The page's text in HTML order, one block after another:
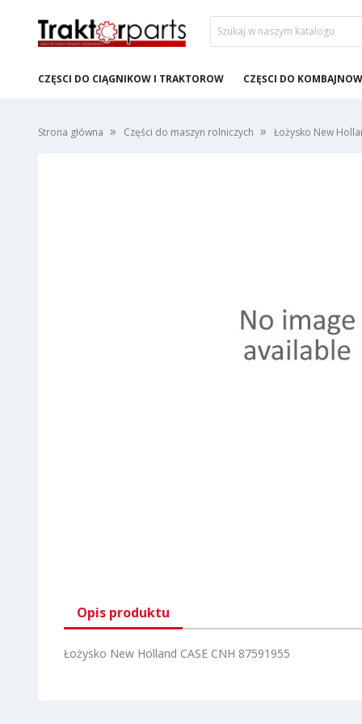
CZĘŚCI DO CIĄGNIKÓW I TRAKTORÓW CZĘŚCI DO KOMBAJNÓW
Strona główna Części do maszyn rolniczych Łożysko New
Opis produktu
Łożysko New Holland CASE CNH 87591955